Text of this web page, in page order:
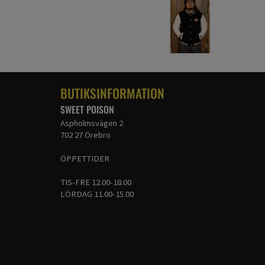
BUTIKSINFORMATION
SWEET POISON
Aspholmsvägen 2
702 27 Örebro
ÖPPETTIDER
TIS-FRE 12.00-18.00
LÖRDAG 11.00-15.00